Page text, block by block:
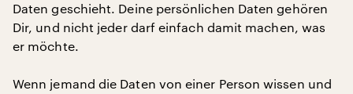
Daten geschieht. Deine persönlichen Daten gehören
Dir, und nicht jeder darf einfach damit machen, was
er möchte.
Wenn jemand die Daten von einer Person wissen und